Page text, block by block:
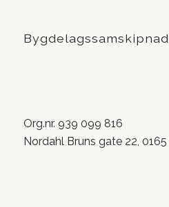
Org.nr. 939 099 816
Nordahl Bruns gate 22,